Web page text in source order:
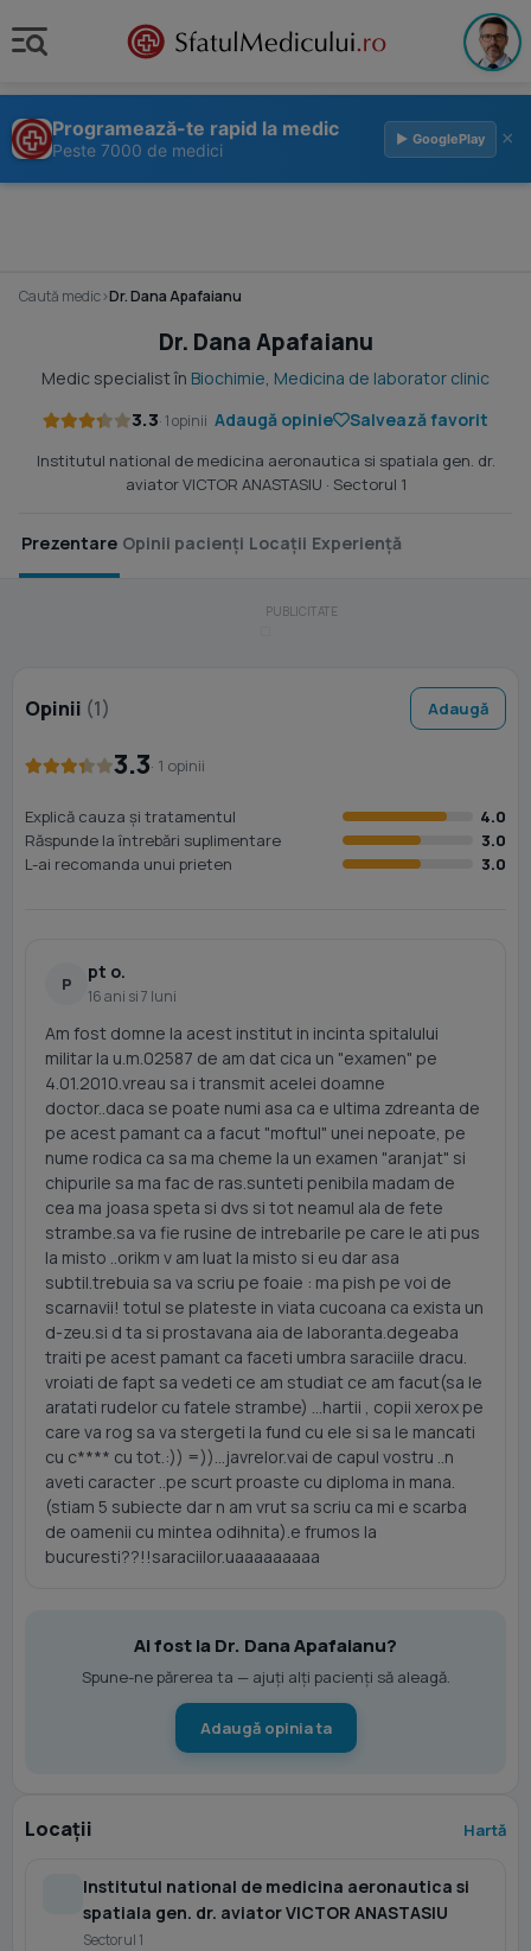
Programează-te rapid la medic
Peste 7000 de medici
▶ GooglePlay ×
Caută medic›Dr. Dana Apafaianu
Dr. Dana Apafaianu
Medic specialist în Biochimie, Medicina de laborator clinic
3.3· 1 opinii Adaugă opinie Salvează favorit
Institutul national de medicina aeronautica si spatiala gen. dr.
aviator VICTOR ANASTASIU · Sectorul 1
Prezentare Opinii pacienți Locații Experiență
Opinii (1) Adaugă
3.3· 1 opinii
Explică cauza și tratamentul
4.0
Răspunde la întrebări suplimentare
3.0
L-ai recomanda unui prieten
3.0
P
pt o.
16 ani si 7 luni
Am fost domne la acest institut in incinta spitalului
militar la u.m.02587 de am dat cica un "examen" pe
4.01.2010.vreau sa i transmit acelei doamne
doctor..daca se poate numi asa ca e ultima zdreanta de
pe acest pamant ca a facut "moftul" unei nepoate, pe
nume rodica ca sa ma cheme la un examen "aranjat" si
chipurile sa ma fac de ras.sunteti penibila madam de
cea ma joasa speta si dvs si tot neamul ala de fete
strambe.sa va fie rusine de intrebarile pe care le ati pus
la misto ..orikm v am luat la misto si eu dar asa
subtil.trebuia sa va scriu pe foaie : ma pish pe voi de
scarnavii! totul se plateste in viata cucoana ca exista un
d-zeu.si d ta si prostavana aia de laboranta.degeaba
traiti pe acest pamant ca faceti umbra saraciile dracu.
vroiati de fapt sa vedeti ce am studiat ce am facut(sa le
aratati rudelor cu fatele strambe) ...hartii , copii xerox pe
care va rog sa va stergeti la fund cu ele si sa le mancati
cu c**** cu tot.:)) =))...javrelor.vai de capul vostru ..n
aveti caracter ..pe scurt proaste cu diploma in mana.
(stiam 5 subiecte dar n am vrut sa scriu ca mi e scarba
de oamenii cu mintea odihnita).e frumos la
bucuresti??!!saraciilor.uaaaaaaaaa
Ai fost la Dr. Dana Apafaianu?
Spune-ne părerea ta — ajuți alți pacienți să aleagă.
Adaugă opinia ta
Locații Hartă
Institutul national de medicina aeronautica si
spatiala gen. dr. aviator VICTOR ANASTASIU
Sectorul 1